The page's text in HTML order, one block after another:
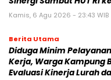
Kamis, 6 Agu 2026 - 23:43 WIB
Berita Utama
Diduga Minim
Kerja, Warga Kampung
Evaluasi Kinerja Lurah